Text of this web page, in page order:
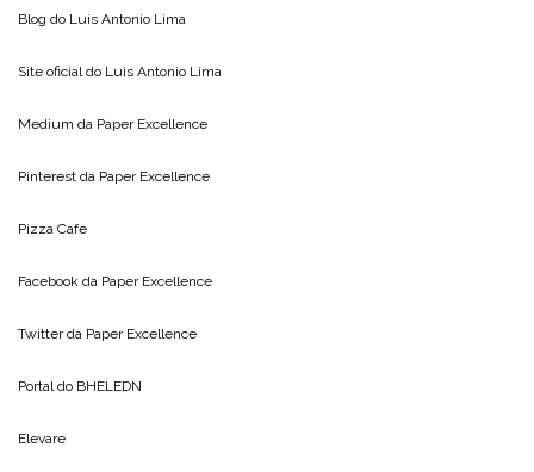
Blog do Luis Antonio Lima
Site oficial do Luis Antonio Lima
Medium da Paper Excellence
Pinterest da Paper Excellence
Pizza Cafe
Facebook da Paper Excellence
Twitter da Paper Excellence
Portal do BHELEDN
Elevare